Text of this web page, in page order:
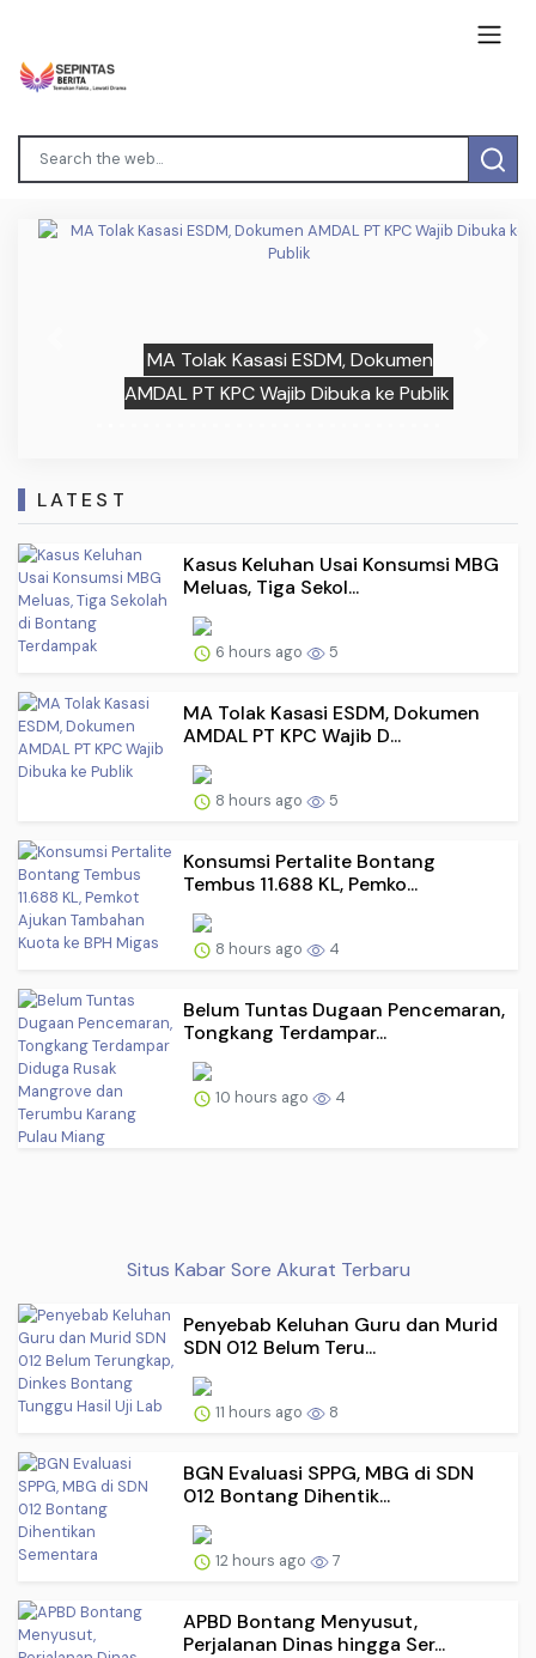
MA Tolak Kasasi ESDM, Dokumen
AMDAL PT KPC Wajib Dibuka ke Publik
LATEST
Kasus Keluhan Usai Konsumsi MBG
Meluas, Tiga Sekol...
6 hours ago 5
MA Tolak Kasasi ESDM, Dokumen
AMDAL PT KPC Wajib D...
8 hours ago 5
Konsumsi Pertalite Bontang
Tembus 11.688 KL, Pemko...
8 hours ago 4
Belum Tuntas Dugaan Pencemaran,
Tongkang Terdampar...
10 hours ago 4
Situs Kabar Sore Akurat Terbaru
Penyebab Keluhan Guru dan Murid
SDN 012 Belum Teru...
11 hours ago 8
BGN Evaluasi SPPG, MBG di SDN
012 Bontang Dihentik...
12 hours ago 7
APBD Bontang Menyusut,
Perjalanan Dinas hingga Ser...